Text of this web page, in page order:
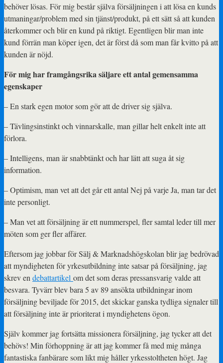
behöver lösas. För mig består själva försäljningen i att lösa en kunds
utmaningar/problem med sin tjänst/produkt, på ett sätt så att kunden
återkommer och blir en kund på riktigt. Egentligen blir man inte
kund förrän man köper igen, det är först då som man får kvitto på att
kunden är nöjd.
För mig har framgångsrika säljare ett antal gemensamma
egenskaper
– En stark egen motor som gör att de driver sig själva.
– Tävlingsinstinkt och vinnarskalle, man gillar helt enkelt inte att
förlora.
– Intelligens, man är snabbtänkt och har lätt att suga åt sig
information.
– Optimism, man vet att det går ett antal Nej på varje Ja, man tar det
inte personligt.
– Man vet att försäljning är ett nummerspel, fler samtal leder till mer
möten som ger fler affärer.
Eftersom jag jobbar för Sälj & Marknadshögskolan blir jag bedrövad
att myndigheten för yrkesutbildning inte satsar på försäljning, jag
skrev en debattartikel om det som deras pressansvarig valde att
besvara. Tyvärr blev bara 5 av 89 ansökta utbildningar inom
försäljning beviljade för 2015, det skickar ganska tydliga signaler till
att försäljning inte är prioriterat i myndighetens ögon.
Själv kommer jag fortsätta missionera försäljning, jag tycker att det
behövs! Min förhoppning är att jag kommer få med mig många
fantastiska fanbärare som likt mig håller yrkesstoltheten högt. Jag